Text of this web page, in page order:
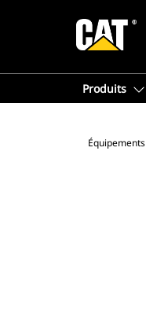
Produits
Équipements